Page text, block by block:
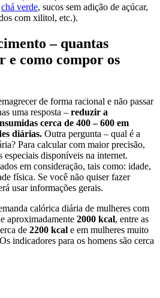
chá verde, sucos sem adição de açúcar,
com xilitol, etc.).
– quantas
e como compor os
de forma racional e não passar
uma resposta – reduzir a
cerca de 400 – 600 em
diárias. Outra pergunta – qual é a
Para calcular com maior precisão,
especiais disponíveis na internet.
em consideração, tais como: idade,
física. Se você não quiser fazer
usar informações gerais.
calórica diária de mulheres com
aproximadamente 2000 kcal, entre as
de 2200 kcal e em mulheres muito
indicadores para os homens são cerca